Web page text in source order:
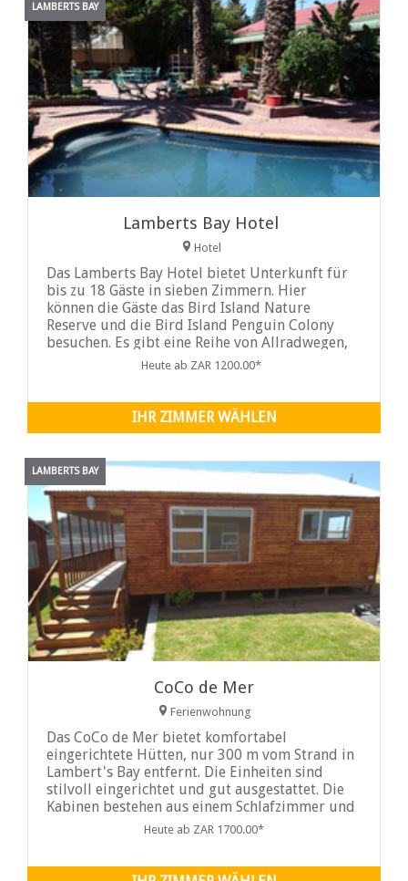
LAMBERTS BAY
Lamberts Bay Hotel
Hotel
Das Lamberts Bay Hotel bietet Unterkunft für
bis zu 18 Gäste in sieben Zimmern. Hier
können die Gäste das Bird Island Nature
Reserve und die Bird Island Penguin Colony
besuchen. Es gibt eine Reihe von Allradwegen,
großartigen Stränden und beliebten
Heute ab ZAR 1200.00*
IHR ZIMMER WÄHLEN
LAMBERTS BAY
CoCo de Mer
Ferienwohnung
Das CoCo de Mer bietet komfortabel
eingerichtete Hütten, nur 300 m vom Strand in
Lambert's Bay entfernt. Die Einheiten sind
stilvoll eingerichtet und gut ausgestattet. Die
Kabinen bestehen aus einem Schlafzimmer und
einem Badezimmer sowie einer Küche und
Heute ab ZAR 1700.00*